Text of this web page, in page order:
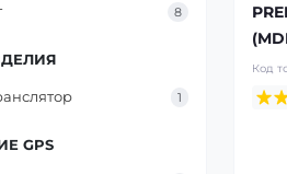
8
1
GPS
Код